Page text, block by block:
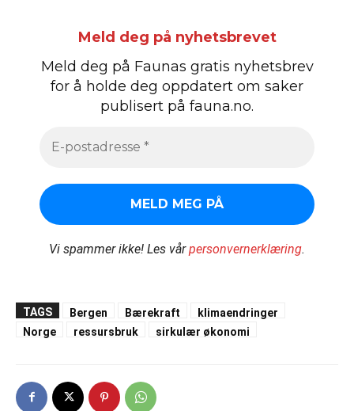
Meld deg på nyhetsbrevet
Meld deg på Faunas gratis nyhetsbrev
for å holde deg oppdatert om saker
publisert på fauna.no.
Vi spammer ikke! Les vårpersonvernerklæring.
TAGS Bergen Bærekraft
klimaendringer
Norge
ressursbruk sirkulær økonomi